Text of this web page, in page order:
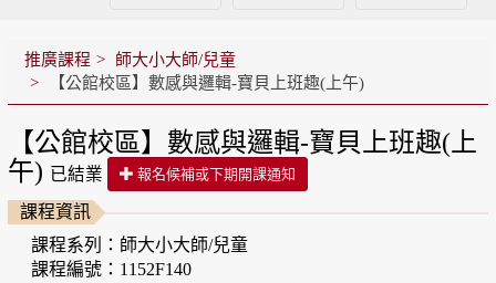
推廣課程
師大小大師/兒童
【公館校區】數感與邏輯-寶貝上班趣(上午)
【公館校區】數感與邏輯-寶貝上班趣(上
午) 已結業 報名候補或下期開課通知
課程資訊
課程系列：師大小大師/兒童
課程編號：1152F140